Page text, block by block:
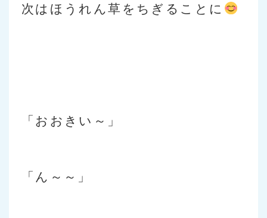
次はほうれん草をちぎることに
「おおきい～」
「ん～～」